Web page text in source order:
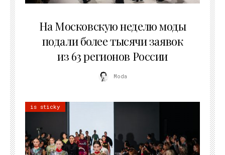
На Московскую неделю моды
подали более тысячи заявок
из 63 регионов России
Moda
is sticky